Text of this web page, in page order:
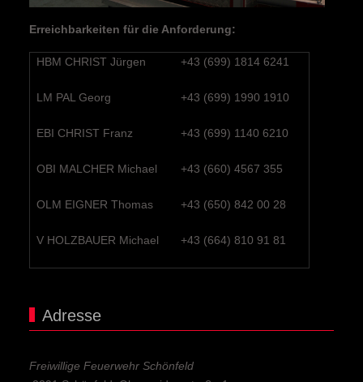
Erreichbarkeiten für die Anforderung:
HBM CHRIST Jürgen +43 (699) 1814 6241
LM PAL Georg +43 (699) 1990 1910
EBI CHRIST Franz +43 (699) 1140 6210
OBI MALCHER Michael +43 (660) 4567 355
OLM EIGNER Thomas +43 (650) 842 00 28
V HOLZBAUER Michael +43 (664) 810 91 81
Adresse
Freiwillige Feuerwehr Schönfeld